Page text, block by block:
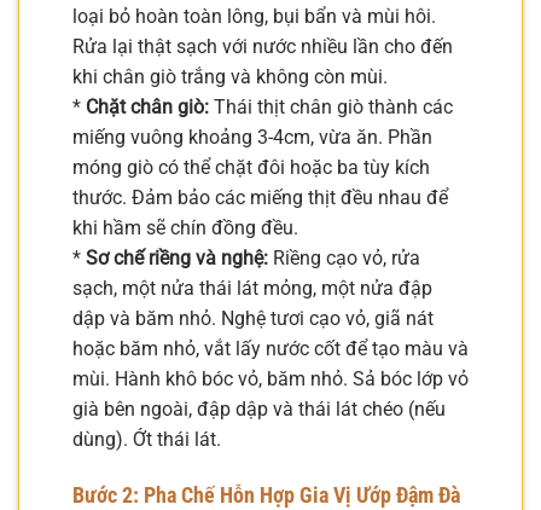
loại bỏ hoàn toàn lông, bụi bẩn và mùi hôi.
Rửa lại thật sạch với nước nhiều lần cho đến
khi chân giò trắng và không còn mùi.
* Chặt chân giò: Thái thịt chân giò thành các
miếng vuông khoảng 3-4cm, vừa ăn. Phần
móng giò có thể chặt đôi hoặc ba tùy kích
thước. Đảm bảo các miếng thịt đều nhau để
khi hầm sẽ chín đồng đều.
* Sơ chế riềng và nghệ: Riềng cạo vỏ, rửa
sạch, một nửa thái lát mỏng, một nửa đập
dập và băm nhỏ. Nghệ tươi cạo vỏ, giã nát
hoặc băm nhỏ, vắt lấy nước cốt để tạo màu và
mùi. Hành khô bóc vỏ, băm nhỏ. Sả bóc lớp vỏ
già bên ngoài, đập dập và thái lát chéo (nếu
dùng). Ớt thái lát.
Bước 2: Pha Chế Hỗn Hợp Gia Vị Ướp Đậm Đà